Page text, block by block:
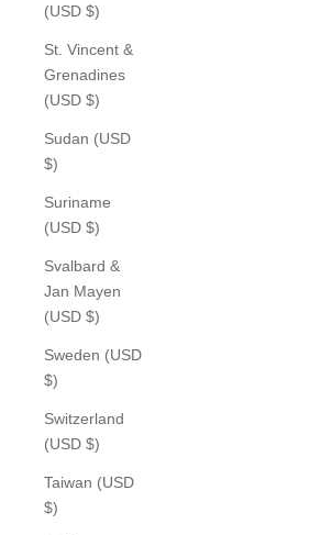
(USD $)
St. Vincent &
Grenadines
(USD $)
Sudan (USD
$)
Suriname
(USD $)
Svalbard &
Jan Mayen
(USD $)
Sweden (USD
$)
Switzerland
(USD $)
Taiwan (USD
$)